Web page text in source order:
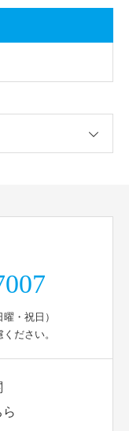
・祝日）
ださい。